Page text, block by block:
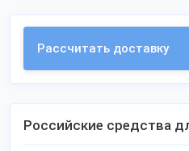
Рассчитать доставку
Российские средства